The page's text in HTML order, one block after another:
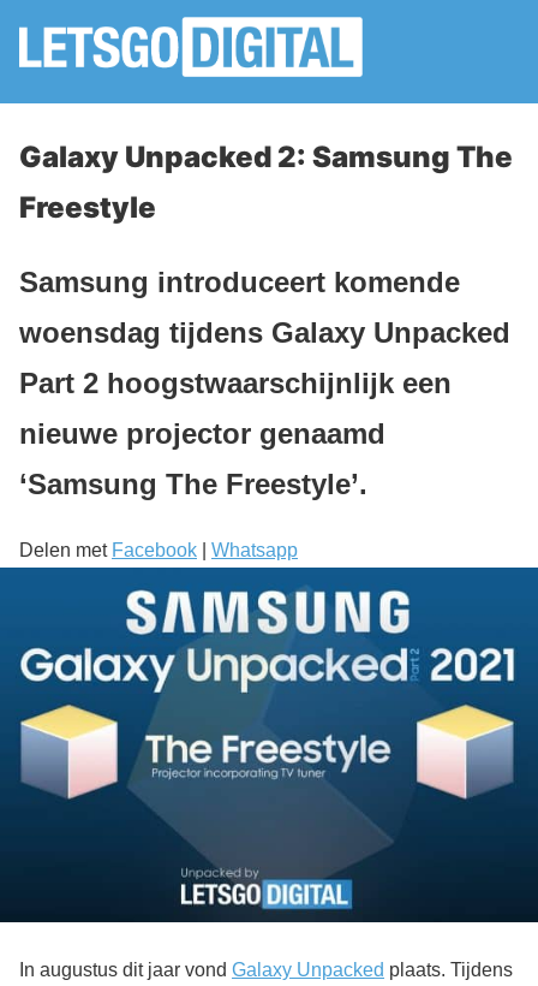
Galaxy Unpacked 2: Samsung The
Freestyle
Samsung introduceert komende
woensdag tijdens Galaxy Unpacked
Part 2 hoogstwaarschijnlijk een
nieuwe projector genaamd
‘Samsung The Freestyle’.
Delen met Facebook Whatsapp
In augustus dit jaar vond Galaxy Unpacked plaats. Tijdens